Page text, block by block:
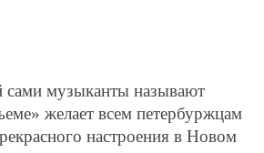
сами музыканты называют
желает всем петербуржцам
настроения в Новом